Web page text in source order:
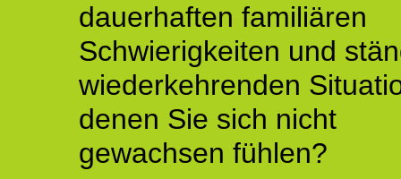
dauerhaften familiären
Schwierigkeiten und
wiederkehrenden
denen Sie sich nicht
gewachsen fühlen?